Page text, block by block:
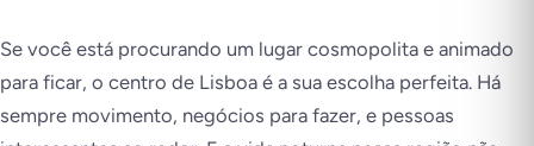
Se você está procurando um lugar cosmopolita e animado
para ficar, o centro de Lisboa é a sua escolha perfeita. Há
sempre movimento, negócios para fazer, e pessoas